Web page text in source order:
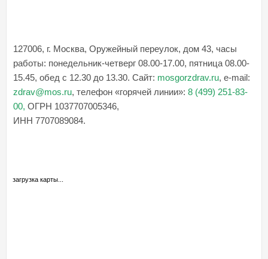
127006, г. Москва, Оружейный переулок, дом 43, часы
работы: понедельник-четверг 08.00-17.00, пятница 08.00-
15.45, обед с 12.30 до 13.30. Сайт: mosgorzdrav.ru, e-mail:
zdrav@mos.ru, телефон «горячей линии»: 8 (499) 251-83-
00, ОГРН 1037707005346,
ИНН 7707089084.
загрузка карты...